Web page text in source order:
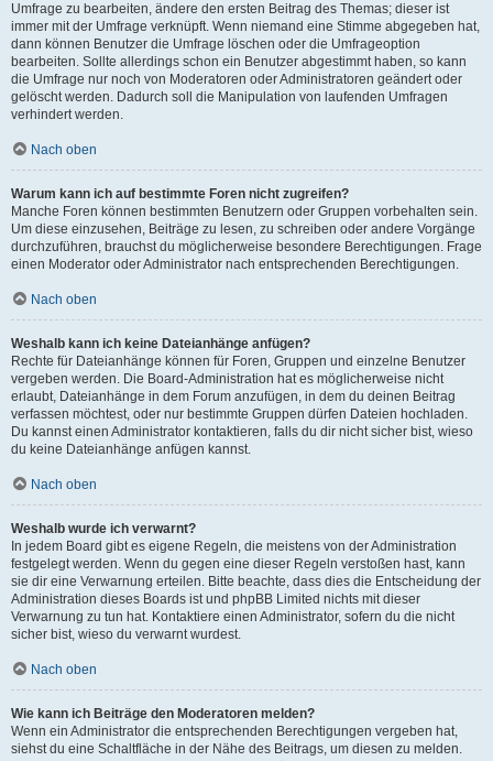
Umfrage zu bearbeiten, ändere den ersten Beitrag des Themas; dieser ist
immer mit der Umfrage verknüpft. Wenn niemand eine Stimme abgegeben hat,
dann können Benutzer die Umfrage löschen oder die Umfrageoption
bearbeiten. Sollte allerdings schon ein Benutzer abgestimmt haben, so kann
die Umfrage nur noch von Moderatoren oder Administratoren geändert oder
gelöscht werden. Dadurch soll die Manipulation von laufenden Umfragen
verhindert werden.
Nach oben
Warum kann ich auf bestimmte Foren nicht zugreifen?
Manche Foren können bestimmten Benutzern oder Gruppen vorbehalten sein.
Um diese einzusehen, Beiträge zu lesen, zu schreiben oder andere Vorgänge
durchzuführen, brauchst du möglicherweise besondere Berechtigungen. Frage
einen Moderator oder Administrator nach entsprechenden Berechtigungen.
Nach oben
Weshalb kann ich keine Dateianhänge anfügen?
Rechte für Dateianhänge können für Foren, Gruppen und einzelne Benutzer
vergeben werden. Die Board-Administration hat es möglicherweise nicht
erlaubt, Dateianhänge in dem Forum anzufügen, in dem du deinen Beitrag
verfassen möchtest, oder nur bestimmte Gruppen dürfen Dateien hochladen.
Du kannst einen Administrator kontaktieren, falls du dir nicht sicher bist, wieso
du keine Dateianhänge anfügen kannst.
Nach oben
Weshalb wurde ich verwarnt?
In jedem Board gibt es eigene Regeln, die meistens von der Administration
festgelegt werden. Wenn du gegen eine dieser Regeln verstoßen hast, kann
sie dir eine Verwarnung erteilen. Bitte beachte, dass dies die Entscheidung der
Administration dieses Boards ist und phpBB Limited nichts mit dieser
Verwarnung zu tun hat. Kontaktiere einen Administrator, sofern du die nicht
sicher bist, wieso du verwarnt wurdest.
Nach oben
Wie kann ich Beiträge den Moderatoren melden?
Wenn ein Administrator die entsprechenden Berechtigungen vergeben hat,
siehst du eine Schaltfläche in der Nähe des Beitrags, um diesen zu melden.